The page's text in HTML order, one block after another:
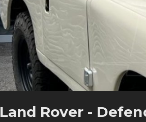
Land Rover -